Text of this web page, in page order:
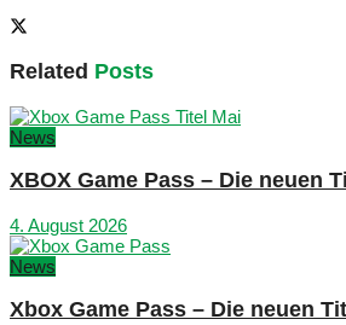
Related Posts
News
XBOX Game Pass – Die neuen
4. August 2026
News
Xbox Game Pass – Die neuen